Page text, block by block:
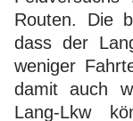
Routen. Die
dass der
weniger
damit auch
Lang-Lkw